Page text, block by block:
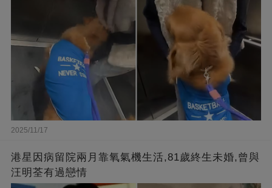
2025/11/17
港星因病留院兩月靠氧氣機生活,81歲終生未婚,曾與
汪明荃有過戀情